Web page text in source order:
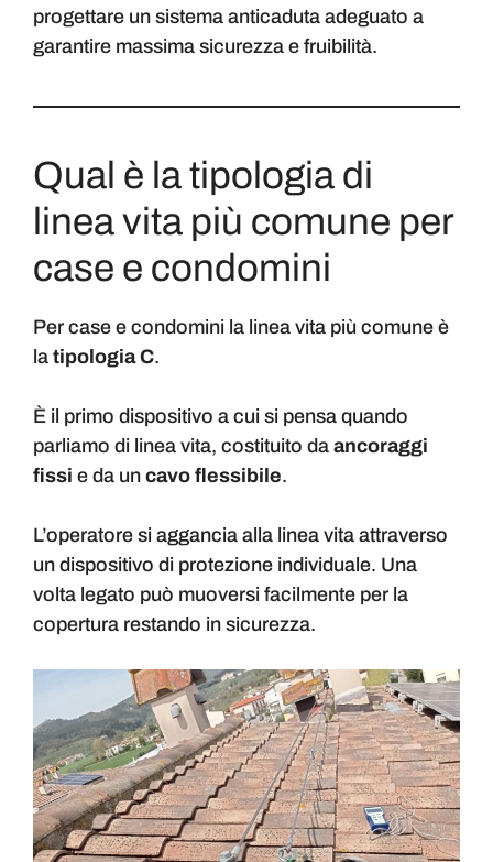
progettare un sistema anticaduta adeguato a
garantire massima sicurezza e fruibilità.
Qual è la tipologia di
linea vita più comune per
case e condomini
Per case e condomini la linea vita più comune è
la tipologia C.
È il primo dispositivo a cui si pensa quando
parliamo di linea vita, costituito da ancoraggi
fissi e da un cavo flessibile.
L’operatore si aggancia alla linea vita attraverso
un dispositivo di protezione individuale. Una
volta legato può muoversi facilmente per la
copertura restando in sicurezza.